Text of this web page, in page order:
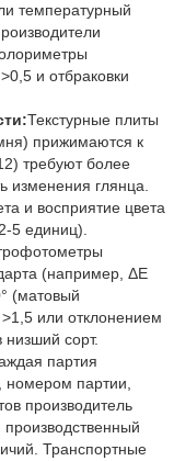
температурный
и отбраковки
Текстурные плиты
прижимаются к
требуют более
изменения глянца.
и восприятие цвета
5 единиц).
(например, ΔE
(матовый
или отклонением
низший сорт.
партия
номером партии,
производитель
Транспортные